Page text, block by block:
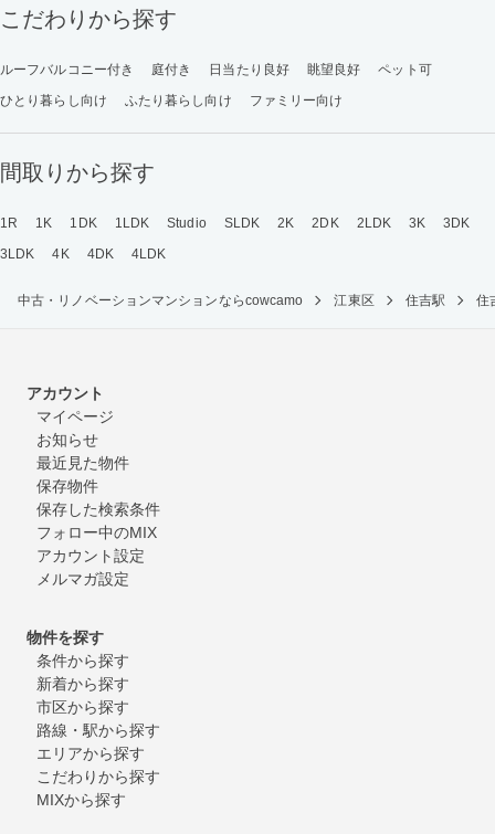
こだわりから探す
ルーフバルコニー付き 庭付き 日当たり良好 眺望良好
ペット可
ひとり暮らし向け
ふたり暮らし向け ファミリー向け
間取りから探す
1R 1K 1DK 1LDK Studio SLDK 2K 2DK 2LDK 3K
3DK
3LDK
4K 4DK 4LDK
中古・リノベーションマンションならcowcamo 江東区 住吉駅 住
アカウント
マイページ
お知らせ
最近見た物件
保存物件
保存した検索条件
フォロー中のMIX
アカウント設定
メルマガ設定
物件を探す
条件から探す
新着から探す
市区から探す
路線・駅から探す
エリアから探す
こだわりから探す
MIXから探す